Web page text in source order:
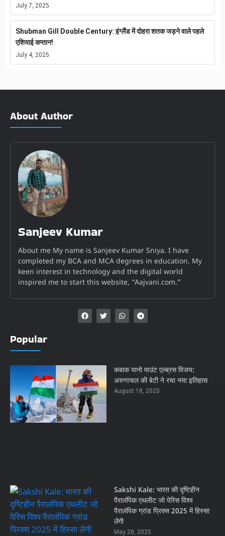
July 7, 2025
Shubman Gill Double Century: इंग्लैंड में दोहरा शतक जड़ने वाले पहले
एशियाई कप्तान!
July 4, 2025
About Author
Sanjeev Kumar
About me My name is Sanjeev Kumar Sniya. I have
completed my BCA and MCA degrees in education. My
keen interest in technology and the digital world
inspired me to start this website, “Aajvani.com.”
Popular
कबाक यानो माउंट एल्ब्रस विजय:
अरुणाचल की बेटी ने रचा नया इतिहास
August 18, 2025
Sakshi Kale: भारत की दृष्टिहीन
पैरालंपिक एथलीट जो पेरिस विश्व
पैरालंपिक ग्रांड प्रिक्स 2025 में हिस्सा
लेंगी
May 28, 2025